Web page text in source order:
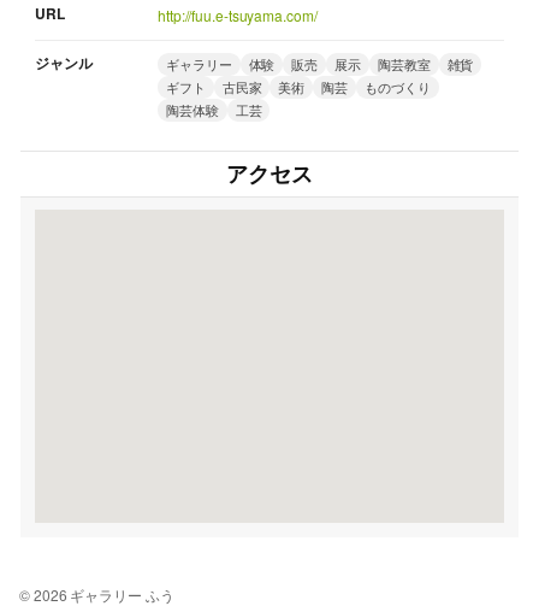
URL http://fuu.e-tsuyama.com/
ジャンル ギャラリー 体験 販売 展示 陶芸教室
雑貨
ギフト
古民家 美術 陶芸
ものづくり
陶芸体験
工芸
アクセス
© 2026 ギャラリー ふう